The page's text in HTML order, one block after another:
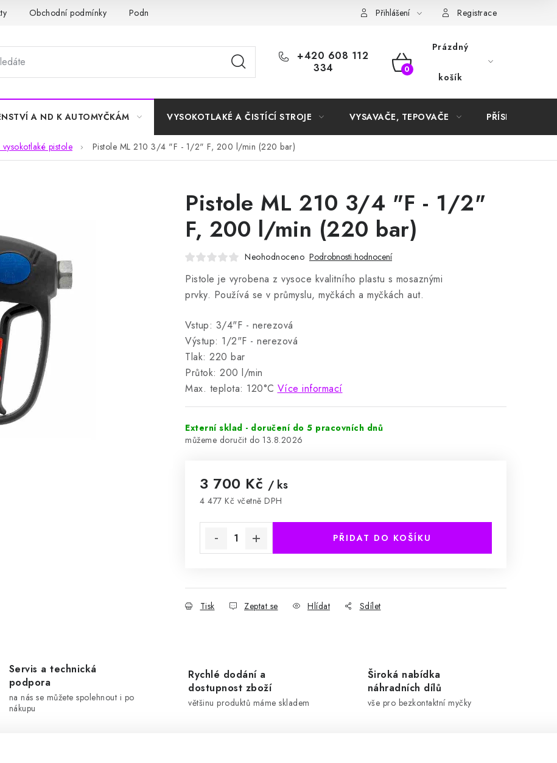
Obchodní podmínky Podmínky ochrany osobních údajů Samoobslužné platební terminály
Přihlášení Registrace
+420 608 112
334
NÁKUPNÍ
Prázdný
košík
A ND K AUTOMYČKÁM VYSOKOTLAKÉ A ČISTÍCÍ STROJE VYSAVAČE, TEPOVAČE PŘÍSLUŠENSTVÍ
pistole Pistole ML 210 3/4 "F - 1/2" F, 200 l/min (220 bar)
Pistole ML 210 3/4 "F - 1/2"
F, 200 l/min (220 bar)
Neohodnoceno Podrobnosti hodnocení
Pistole je vyrobena z vysoce kvalitního plastu s mosaznými
prvky. Používá se v průmyslu, myčkách a myčkách aut.
Vstup: 3/4"F - nerezová
Výstup: 1/2"F - nerezová
Tlak: 220 bar
Průtok: 200 l/min
Max. teplota: 120°C Více informací
Externí sklad - doručení do 5 pracovních dnů
13.8.2026
3 700 Kč / ks
4 477 Kč včetně DPH
PŘIDAT DO KOŠÍKU
Tisk Zeptat se Hlídat Sdílet
Servis a technická
podpora
na nás se můžete spolehnout i po
nákupu
Rychlé dodání a
dostupnost zboží
většinu produktů máme skladem
Široká nabídka
náhradních dílů
vše pro bezkontaktní myčky